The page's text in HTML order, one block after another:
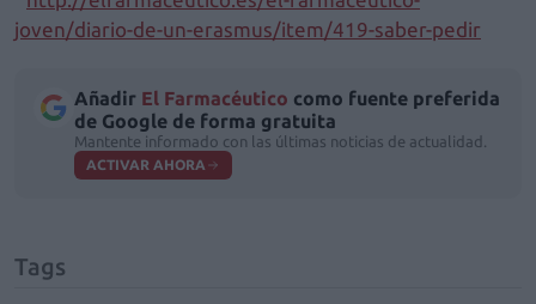
joven/diario-de-un-erasmus/item/419-saber-pedir
Añadir El Farmacéutico como fuente preferida
de Google de forma gratuita
Mantente informado con las últimas noticias de actualidad.
ACTIVAR AHORA
Tags